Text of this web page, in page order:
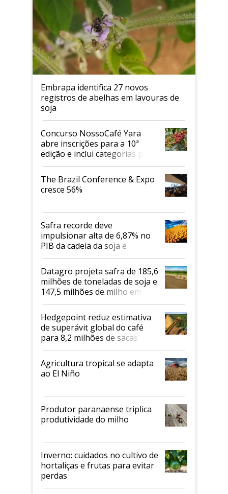
Embrapa identifica 27 novos
registros de abelhas em lavouras de
soja
Concurso NossoCafé Yara
abre inscrições para a 10ª
edição e inclui categorias para
cafés Canephora
The Brazil Conference & Expo
cresce 56%
Safra recorde deve
impulsionar alta de 6,87% no
PIB da cadeia da soja e
biodiesel em 2026
Datagro projeta safra de 185,6
milhões de toneladas de soja e
147,5 milhões de milho em
2026/27
Hedgepoint reduz estimativa
de superávit global do café
para 8,2 milhões de sacas
Agricultura tropical se adapta
ao El Niño
Produtor paranaense triplica
produtividade do milho
Inverno: cuidados no cultivo de
hortaliças e frutas para evitar
perdas